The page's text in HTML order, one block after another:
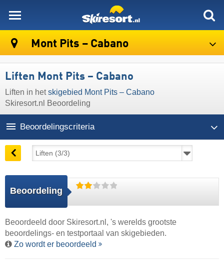
Mont Pits – Cabano
Liften Mont Pits – Cabano
Liften in hetskigebied Mont Pits – Cabano
Skiresort.nl Beoordeling
Beoordelingscriteria
Beoordeling
Beoordeeld door Skiresort.nl , 's werelds grootste
beoordelings- en testportaal van skigebieden.
Zo wordt er beoordeeld